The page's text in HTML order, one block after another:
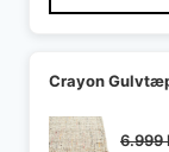
Crayon
6.999